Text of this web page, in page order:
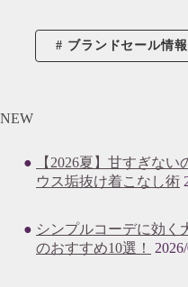
ブランドセール情
NEW
【2026夏】甘すぎな
ウス垢抜け着こなし術
シンプルコーデに効く
のおすすめ10選！